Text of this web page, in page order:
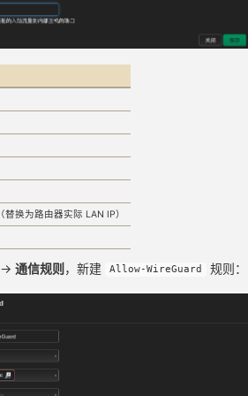
（替换为路由器实际 LAN IP）
→ 通信规则 ，新建 Allow-WireGuard 规则：